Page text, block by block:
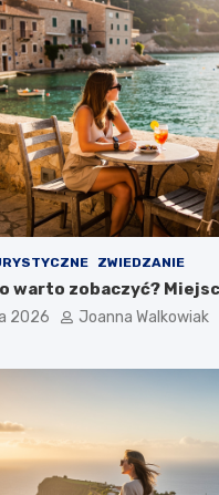
ZWIEDZANIE
warto zobaczyć?
2026 Joanna Walkowiak